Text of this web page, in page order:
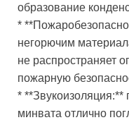
образование
*
негорючим
не распространяет
пожарную
*
минвата отлично